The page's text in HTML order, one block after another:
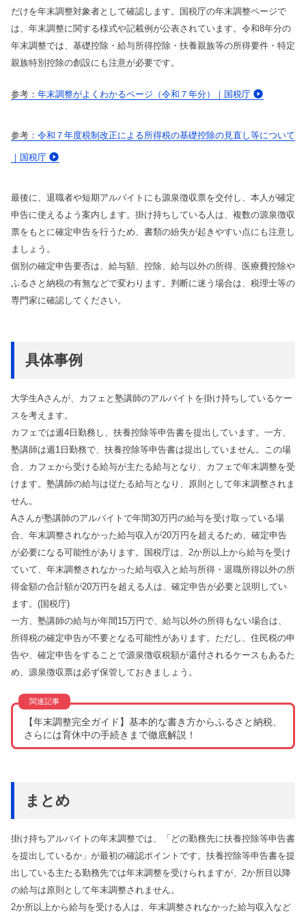
だけを年末調整対象者として確認します。国税庁の年末調整ページで
は、年末調整に関する様式や記載例が公表されています。令和8年分の
年末調整では、基礎控除・給与所得控除・扶養親族等の所得要件・特定
親族特別控除の創設にも注意が必要です。
年末調整がよくわかるページ（令和７年分）｜国税庁
令和７年度税制改正による所得税の基礎控除の見直し等について
｜国税庁
最後に、退職者や短期アルバイトにも源泉徴収票を交付し、本人が確定
申告に使えるよう案内します。掛け持ちしている人は、複数の源泉徴収
票をもとに確定申告を行うため、書類の紛失が起きやすい点にも注意し
ましょう。
個別の確定申告要否は、給与額、控除、給与以外の所得、医療費控除や
ふるさと納税の有無などで変わります。判断に迷う場合は、税理士等の
専門家に確認してください。
具体事例
大学生Aさんが、カフェと塾講師のアルバイトを掛け持ちしているケー
スを考えます。
カフェでは週4日勤務し、扶養控除等申告書を提出しています。一方、
塾講師は週1日勤務で、扶養控除等申告書は提出していません。この場
合、カフェから受ける給与が主たる給与となり、カフェで年末調整を受
けます。塾講師の給与は従たる給与となり、原則として年末調整されま
せん。
Aさんが塾講師のアルバイトで年間30万円の給与を受け取っている場
合、年末調整されなかった給与収入が20万円を超えるため、確定申告
が必要になる可能性があります。国税庁は、2か所以上から給与を受け
ていて、年末調整されなかった給与収入と給与所得・退職所得以外の所
得金額の合計額が20万円を超える人は、確定申告が必要と説明してい
ます。(国税庁)
一方、塾講師の給与が年間15万円で、給与以外の所得もない場合は、
所得税の確定申告が不要となる可能性があります。ただし、住民税の申
告や、確定申告をすることで源泉徴収税額が還付されるケースもあるた
め、源泉徴収票は必ず保管しておきましょう。
【年末調整完全ガイド】基本的な書き方からふるさと納税、
さらには育休中の手続きまで徹底解説！
まとめ
掛け持ちアルバイトの年末調整では、「どの勤務先に扶養控除等申告書
を提出しているか」が最初の確認ポイントです。扶養控除等申告書を提
出している主たる勤務先では年末調整を受けられますが、2か所目以降
の給与は原則として年末調整されません。
2か所以上から給与を受ける人は、年末調整されなかった給与収入など